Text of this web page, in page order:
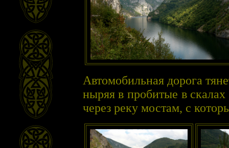
Автомобильная дорога
ныряя в пробитые в
через реку мостам, с